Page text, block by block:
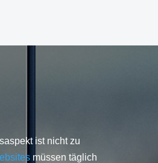
ist nicht zu
müssen täglich